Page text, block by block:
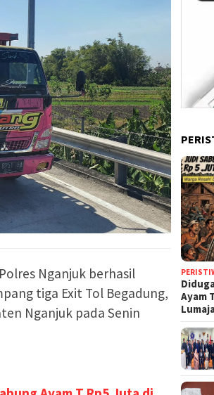
Nganjuk berhasil
tiga Exit Tol Begadung,
Nganjuk pada Senin
Ayam